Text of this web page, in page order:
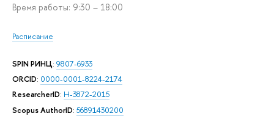
Время работы: 9:30 – 18:00
Расписание
SPIN РИНЦ: 9807-6933
ORCID: 0000-0001-8224-2174
ResearcherID: H-3872-2015
Scopus AuthorID: 56891430200